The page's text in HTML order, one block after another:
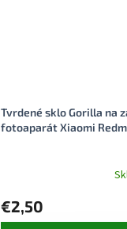
Tvrdené sklo Gorilla na
fotoaparát Xiaomi
€2,50